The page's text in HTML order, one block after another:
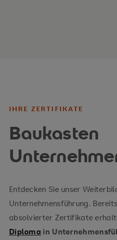
IHRE ZERTIFIKATE
Baukasten
Entdecken Sie unser
Unternehmensführung.
absolvierter Zertifikate
Diploma in